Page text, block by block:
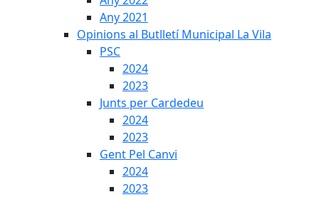
Any 2021
Opinions al Butlletí Municipal La Vila
PSC
2024
2023
Junts per Cardedeu
2024
2023
Gent Pel Canvi
2024
2023